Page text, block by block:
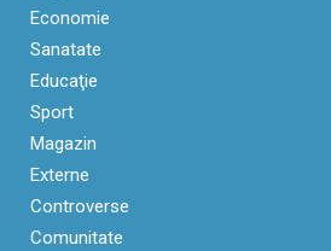
Economie
Sanatate
Educaţie
Sport
Magazin
Externe
Controverse
Comunitate